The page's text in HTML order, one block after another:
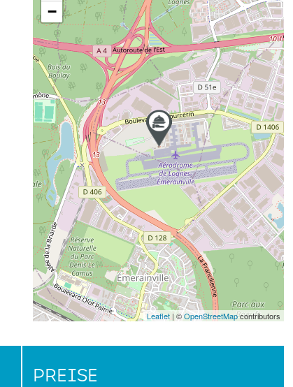
−
Leaflet | ©OpenStreetMapcontributors
PREISE